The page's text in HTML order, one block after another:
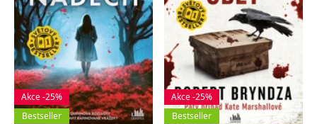
Akce -25%
Bestseller
Akce -25%
Bestseller